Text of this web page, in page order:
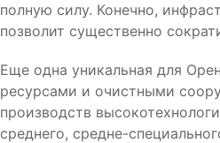
полную силу. Конечно,
позволит существенно
Еще одна уникальная для
ресурсами и очистными
производств
среднего, средне-